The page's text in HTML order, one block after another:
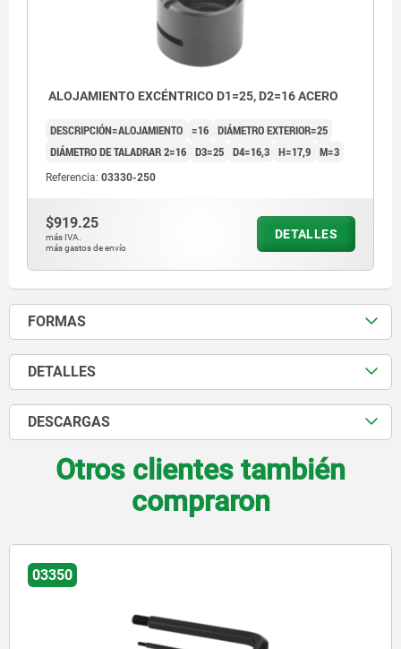
ALOJAMIENTO EXCÉNTRICO D1=25, D2=16 ACERO
DESCRIPCIÓN=ALOJAMIENTO =16 DIÁMETRO EXTERIOR=25
DIÁMETRO DE TALADRAR 2=16 D3=25 D4=16,3 H=17,9 M=3
Referencia: 03330-250
$919.25
más IVA.
más gastos de envío
DETALLES
FORMAS
DETALLES
DESCARGAS
Otros clientes también
compraron
03350